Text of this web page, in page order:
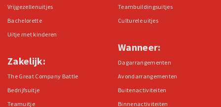
Vrijgezellenuitjes
Bachelorette
Uitje met kinderen
Zakelijk:
The Great Company Battle
Bedrijfsuitje
Teamuitje
Teambuildingsuitjes
Culturele uitjes
Wanneer:
Dagarrangementen
Avondarrangementen
Buitenactiviteiten
Binnenactiviteiten